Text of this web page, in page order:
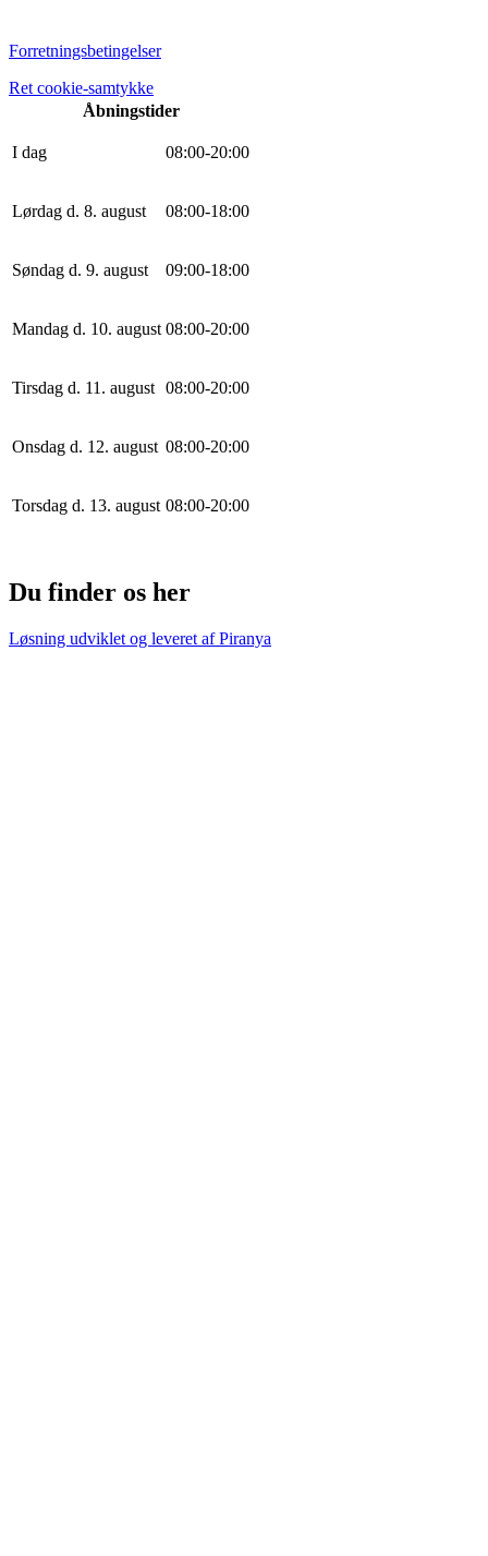
Forretningsbetingelser
Ret cookie-samtykke
Åbningstider
I dag 08:00-20:00
Lørdag d. 8. august 08:00-18:00
Søndag d. 9. august 09:00-18:00
Mandag d. 10. august 08:00-20:00
Tirsdag d. 11. august 08:00-20:00
Onsdag d. 12. august 08:00-20:00
Torsdag d. 13. august 08:00-20:00
Du finder os her
Løsning udviklet og leveret afPiranya